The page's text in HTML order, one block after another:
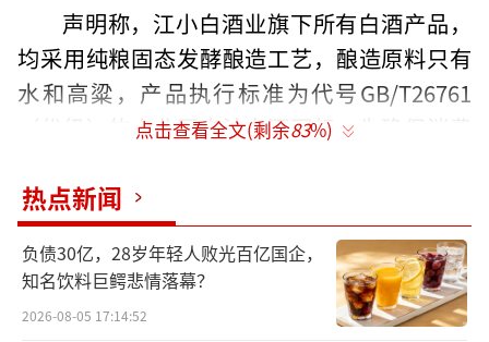
声明称，江小白酒业旗下所有白酒产品，
均采用纯粮固态发酵酿造工艺，酿造原料只有
水和高粱，产品执行标准为代号GB/T26761
（优级）的小曲固态法白酒国标。为确保消费
品的酿造原料、酿造工艺（纯粮固态发酵），
以及执行标准（GB/T26761）均已在产品包装
上明确标注，无任何隐瞒或误导行为。
点击查看全文(剩余83%)
热点新闻
负债30亿，28岁年轻人败光百亿国企，
知名饮料巨鳄悲情落幕？
2026-08-05 17:14:52